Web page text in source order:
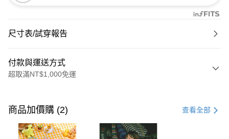
尺寸表/試穿報告
付款與運送方式
超取滿NT$1,000免運
信用卡一次付款
購物金
商品加價購 (2) 查看全部